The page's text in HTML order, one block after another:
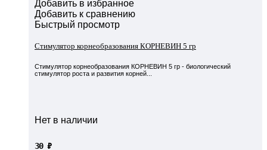
Добавить в избранное
Добавить к сравнению
Быстрый просмотр
Стимулятор корнеобразования КОРНЕВИН 5 гр
Стимулятор корнеобразования КОРНЕВИН 5 гр - биологический
стимулятор роста и развития корней...
Нет в наличии
30 ₽